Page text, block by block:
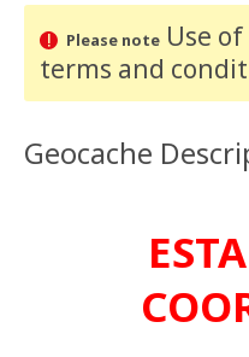
Please noteUse of
terms and
Geocache